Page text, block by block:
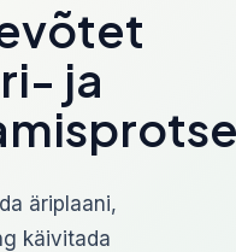
ja
äriplaani,
käivitada